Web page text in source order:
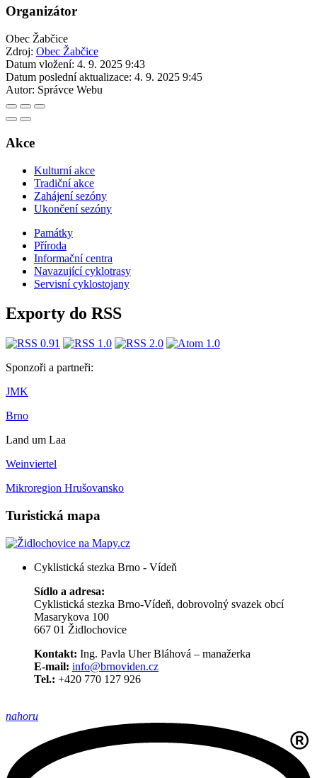
Organizátor
Obec Žabčice
Zdroj: Obec Žabčice
Datum vložení: 4. 9. 2025 9:43
Datum poslední aktualizace: 4. 9. 2025 9:45
Autor: Správce Webu
Akce
Kulturní akce
Tradiční akce
Zahájení sezóny
Ukončení sezóny
Památky
Příroda
Informační centra
​​Navazující cyklotrasy
Servisní cyklostojany
Exporty do RSS
Sponzoři a partneři:
JMK
Brno
Land um Laa
Weinviertel
Mikroregion Hrušovansko
Turistická mapa
Cyklistická stezka Brno - Vídeň
Sídlo a adresa:
Cyklistická stezka Brno-Vídeň, dobrovolný svazek obcí
Masarykova 100
667 01 Židlochovice
Kontakt: Ing. Pavla Uher Bláhová – manažerka
E-mail: info@brnoviden.cz
Tel.: +420 770 127 926
nahoru